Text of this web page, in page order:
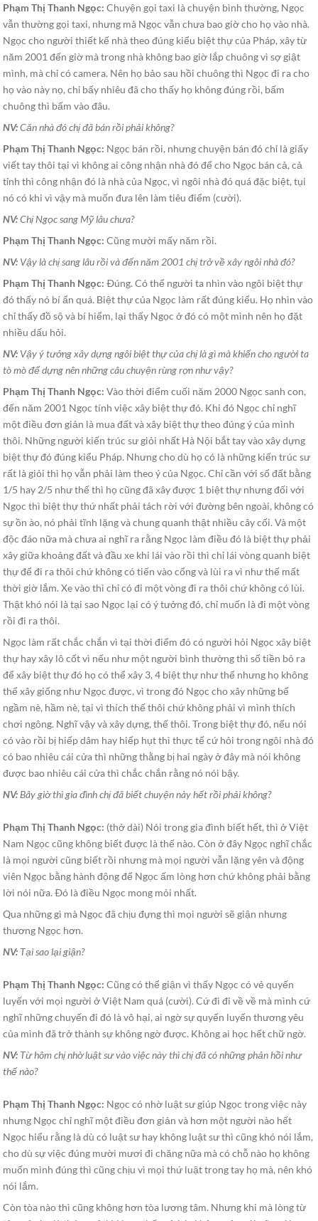
Phạm Thị Thanh Ngọc: Chuyện gọi taxi là chuyện bình thường, Ngọc
vẫn thường gọi taxi, nhưng mà Ngọc vẫn chưa bao giờ cho họ vào nhà.
Ngọc cho người thiết kế nhà theo đúng kiểu biệt thự của Pháp, xây từ
năm 2001 đến giờ mà trong nhà không bao giờ lắp chuông vì sợ giật
mình, mà chỉ có camera. Nên họ bảo sau hồi chuông thì Ngọc đi ra cho
họ vào này nọ, chỉ bấy nhiêu đã cho thấy họ không đúng rồi, bấm
chuông thì bấm vào đâu.
NV:Căn nhà đó chị đã bán rồi phải không?
Phạm Thị Thanh Ngọc: Ngọc bán rồi, nhưng chuyện bán đó chỉ là giấy
viết tay thôi tại vì không ai công nhận nhà đó để cho Ngọc bán cả, cả
tỉnh thì công nhận đó là nhà của Ngọc, vì ngôi nhà đó quá đặc biệt, tụi
nó có khi vì vậy mà muốn đưa lên làm tiêu điểm (cười).
NV:Chị Ngọc sang Mỹ lâu chưa?
Phạm Thị Thanh Ngọc: Cũng mười mấy năm rồi.
NV: Vậy là chị sang lâu rồi và đến năm 2001 chị trở về xây ngôi nhà đó?
Phạm Thị Thanh Ngọc: Ðúng. Có thể người ta nhìn vào ngôi biệt thự
đó thấy nó bí ẩn quá. Biệt thự của Ngọc làm rất đúng kiểu. Họ nhìn vào
chỉ thấy đồ sộ và bí hiểm, lại thấy Ngọc ở đó có một mình nên họ đặt
nhiều dấu hỏi.
NV: Vậy ý tưởng xây dựng ngôi biệt thự của chị là gì mà khiến cho người ta
tò mò để dựng nên những câu chuyện rùng rợn như vậy?
Phạm Thị Thanh Ngọc: Vào thời điểm cuối năm 2000 Ngọc sanh con,
đến năm 2001 Ngọc tính việc xây biệt thự đó. Khi đó Ngọc chỉ nghĩ
một điều đơn giản là mua đất và xây biệt thự theo đúng ý của mình
thôi. Những người kiến trúc sư giỏi nhất Hà Nội bắt tay vào xây dựng
biệt thự đó đúng kiểu Pháp. Nhưng cho dù họ có là những kiến trúc sư
rất là giỏi thì họ vẫn phải làm theo ý của Ngọc. Chỉ cần với số đất bằng
1/5 hay 2/5 như thế thì họ cũng đã xây được 1 biệt thự nhưng đối với
Ngọc thì biệt thự thứ nhất phải tách rời với đường bên ngoài, không có
sự ồn ào, nó phải tĩnh lặng và chung quanh thật nhiều cây cối. Và một
độc đáo nữa mà chưa ai nghĩ ra rằng Ngọc làm điều đó là biệt thự phải
xây giữa khoảng đất và đầu xe khi lái vào rồi thì chỉ lái vòng quanh biệt
thự để đi ra thôi chứ không có tiến vào cổng và lùi ra vì như thế mất
thời giờ lắm. Xe vào thì chỉ có đi một vòng đi ra thôi chứ không có lùi.
Thật khó nói là tại sao Ngọc lại có ý tưởng đó, chỉ muốn là đi một vòng
rồi đi ra thôi.
Ngọc làm rất chắc chắn vì tại thời điểm đó có người hỏi Ngọc xây biệt
thự hay xây lô cốt vì nếu như một người bình thường thì số tiền bỏ ra
để xây biệt thự đó họ có thể xây 3, 4 biệt thự như thế nhưng họ không
thể xây giống như Ngọc được, vì trong đó Ngọc cho xây những bể
ngầm nè, hầm nè, tại vì thích thế thôi chứ không phải vì mình thích
chơi ngông. Nghĩ vậy và xây dựng, thế thôi. Trong biệt thự đó, nếu nói
có vào rồi bị hiếp dâm hay hiếp hụt thì thực tế cứ hỏi trong ngôi nhà đó
có bao nhiêu cái cửa thì những thằng bị hai ngày ở đây mà nói không
được bao nhiêu cái cửa thì chắc chắn rằng nó nói bậy.
NV: Bây giờ thì gia đình chị đã biết chuyện này hết rồi phải không?
Phạm Thị Thanh Ngọc: (thở dài) Nói trong gia đình biết hết, thì ở Việt
Nam Ngọc cũng không biết được là thế nào. Còn ở đây Ngọc nghĩ chắc
là mọi người cũng biết rồi nhưng mà mọi người vẫn lặng yên và động
viên Ngọc bằng hành động để Ngọc ấm lòng hơn chứ không phải bằng
lời nói nữa. Ðó là điều Ngọc mong mỏi nhất.
Qua những gì mà Ngọc đã chịu đựng thì mọi người sẽ giận nhưng
thương Ngọc hơn.
NV: Tại sao lại giận?
Phạm Thị Thanh Ngọc: Cũng có thể giận vì thấy Ngọc có vẻ quyến
luyến với mọi người ở Việt Nam quá (cười). Cứ đi đi về về mà mình cứ
nghĩ những chuyến đi đó là vô hại, ai ngờ sự quyến luyến thương yêu
của mình đã trở thành sự không ngờ được. Không ai học hết chữ ngờ.
NV: Từ hôm chị nhờ luật sư vào việc này thì chị đã có những phản hồi như
thế nào?
Phạm Thị Thanh Ngọc: Ngọc có nhờ luật sư giúp Ngọc trong việc này
nhưng Ngọc chỉ nghĩ một điều đơn giản và hơn một người nào hết
Ngọc hiểu rằng là dù có luật sư hay không luật sư thì cũng khó nói lắm,
cho dù sự việc đúng mười mươi đi chăng nữa mà có chỗ nào họ không
muốn mình đúng thì cũng chịu vì mọi thứ luật trong tay họ mà, nên khó
nói lắm.
Còn tòa nào thì cũng không hơn tòa lương tâm. Nhưng khi mà lòng từ